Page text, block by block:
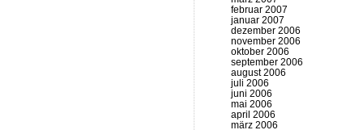
februar 2007
januar 2007
dezember 2006
november 2006
oktober 2006
september 2006
august 2006
juli 2006
juni 2006
mai 2006
april 2006
märz 2006